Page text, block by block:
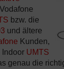
bzw. die
und ältere
Kunden,
Indoor UMTS
genau die